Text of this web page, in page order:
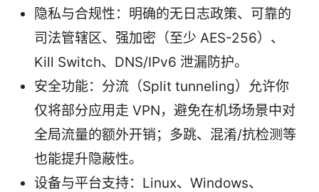
隐私与合规性：明确的无日志政策、可靠的
司法管辖区、强加密（至少 AES-256）、
Kill Switch、DNS/IPv6 泄漏防护。
安全功能：分流（Split tunneling）允许你
仅将部分应用走 VPN，避免在机场场景中对
全局流量的额外开销；多跳、混淆/抗检测等
也能提升隐蔽性。
设备与平台支持：Linux、Windows、